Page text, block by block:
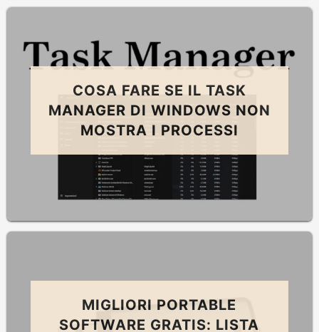
COSA FARE SE IL TASK
MANAGER DI WINDOWS NON
MOSTRA I PROCESSI
MIGLIORI PORTABLE
SOFTWARE GRATIS: LISTA